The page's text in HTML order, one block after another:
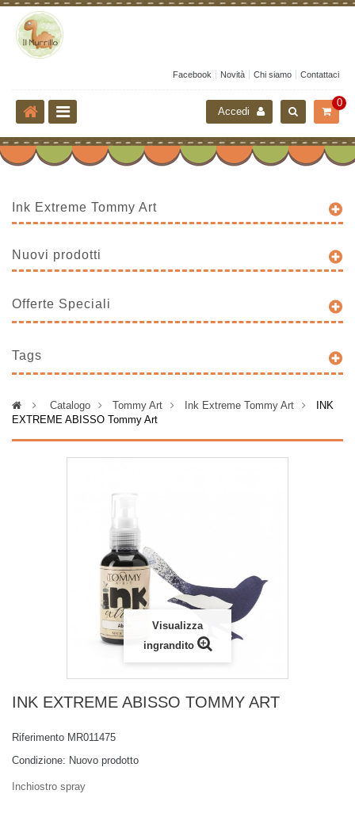
Facebook Novità Chi siamo Contattaci
0
Accedi
Ink Extreme Tommy Art
Nuovi prodotti
Offerte Speciali
Tags
> Catalogo > Tommy Art > Ink Extreme Tommy Art >
INK
EXTREME ABISSO Tommy Art
Visualizza
ingrandito
INK EXTREME ABISSO TOMMY ART
Riferimento MR011475
Condizione: Nuovo prodotto
Inchiostro spray